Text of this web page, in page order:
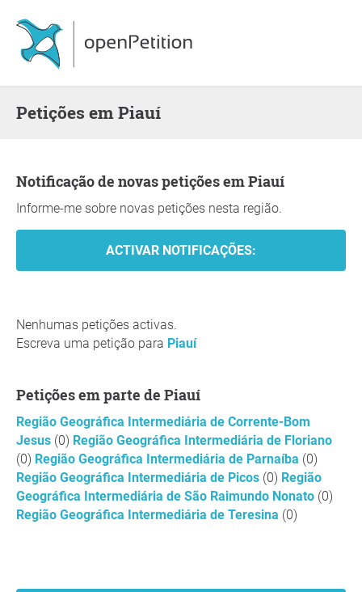
Petições em Piauí
Notificação de novas petições em Piauí
Informe-me sobre novas petições nesta região.
Nenhumas petições activas.
Escreva uma petição para Piauí
Petições em parte de Piauí
Região Geográfica Intermediária de Corrente-Bom
Jesus (0) Região Geográfica Intermediária de Floriano
(0) Região Geográfica Intermediária de Parnaíba (0)
Região Geográfica Intermediária de Picos (0) Região
Geográfica Intermediária de São Raimundo Nonato (0)
Região Geográfica Intermediária de Teresina (0)